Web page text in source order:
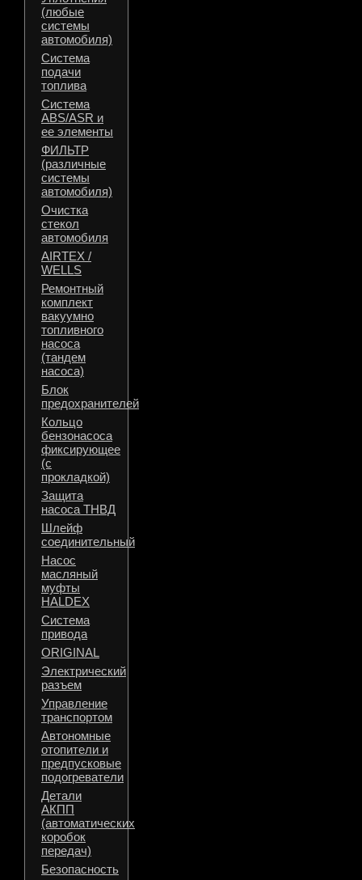
(любые
системы
автомобиля)
Система
подачи
топлива
Система
ABS/ASR и
ее элементы
ФИЛЬТР
(различные
системы
автомобиля)
Очистка
стекол
автомобиля
AIRTEX /
WELLS
Ремонтный
комплект
вакуумно
топливного
насоса
(тандем
насоса)
Блок
предохранителей
Кольцо
бензонасоса
фиксирующее
(с
прокладкой)
Защита
насоса ТНВД
Шлейф
соединительный
Насос
масляный
муфты
HALDEX
Система
привода
ORIGINAL
Электрический
разъем
Управление
транспортом
Автономные
отопители и
предпусковые
подогреватели
Детали
АКПП
(автоматических
коробок
передач)
Безопасность